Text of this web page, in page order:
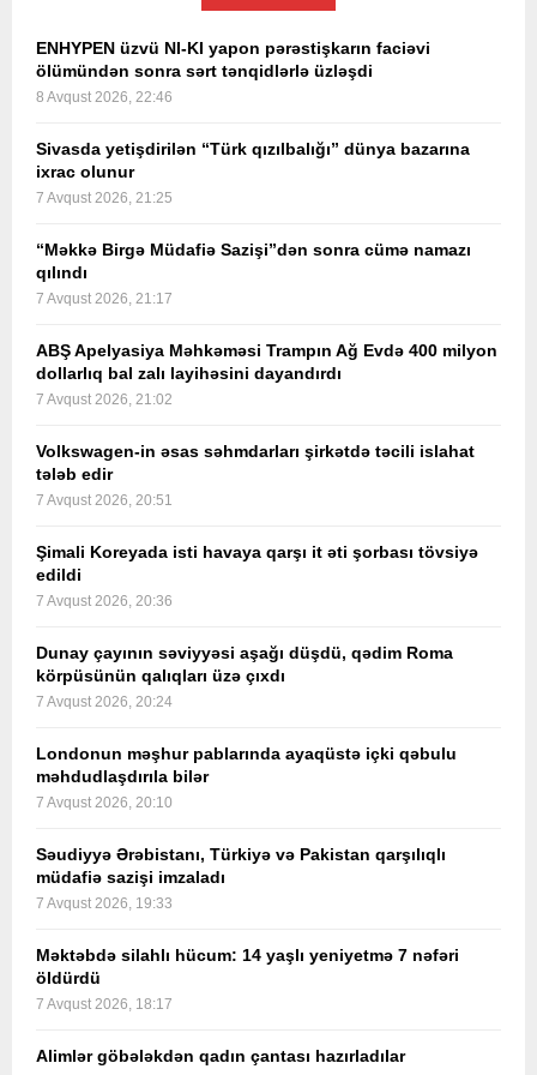
ENHYPEN üzvü NI-KI yapon pərəstişkarın faciəvi
ölümündən sonra sərt tənqidlərlə üzləşdi
8 Avqust 2026, 22:46
Sivasda yetişdirilən “Türk qızılbalığı” dünya bazarına
ixrac olunur
7 Avqust 2026, 21:25
“Məkkə Birgə Müdafiə Sazişi”dən sonra cümə namazı
qılındı
7 Avqust 2026, 21:17
ABŞ Apelyasiya Məhkəməsi Trampın Ağ Evdə 400 milyon
dollarlıq bal zalı layihəsini dayandırdı
7 Avqust 2026, 21:02
Volkswagen-in əsas səhmdarları şirkətdə təcili islahat
tələb edir
7 Avqust 2026, 20:51
Şimali Koreyada isti havaya qarşı it əti şorbası tövsiyə
edildi
7 Avqust 2026, 20:36
Dunay çayının səviyyəsi aşağı düşdü, qədim Roma
körpüsünün qalıqları üzə çıxdı
7 Avqust 2026, 20:24
Londonun məşhur pablarında ayaqüstə içki qəbulu
məhdudlaşdırıla bilər
7 Avqust 2026, 20:10
Səudiyyə Ərəbistanı, Türkiyə və Pakistan qarşılıqlı
müdafiə sazişi imzaladı
7 Avqust 2026, 19:33
Məktəbdə silahlı hücum: 14 yaşlı yeniyetmə 7 nəfəri
öldürdü
7 Avqust 2026, 18:17
Alimlər göbələkdən qadın çantası hazırladılar